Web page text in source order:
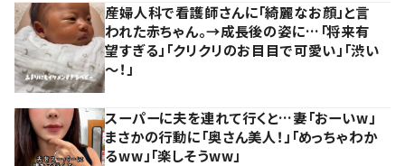
産婦人科で看護師さんに「綺麗なお顔」と言
われた赤ちゃん。→成長後の姿に…「将来有
望すぎる」「クリクリのお目目で可愛い」「渋い
～！」
スーパーに夫を連れて行くと…妻「おーいw」
まさかの行動に「奥さん美人！」「めっちゃわか
るww」「楽しそうww」